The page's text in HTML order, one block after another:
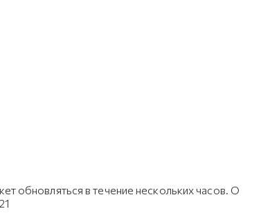
обновляться в течение нескольких часов. О